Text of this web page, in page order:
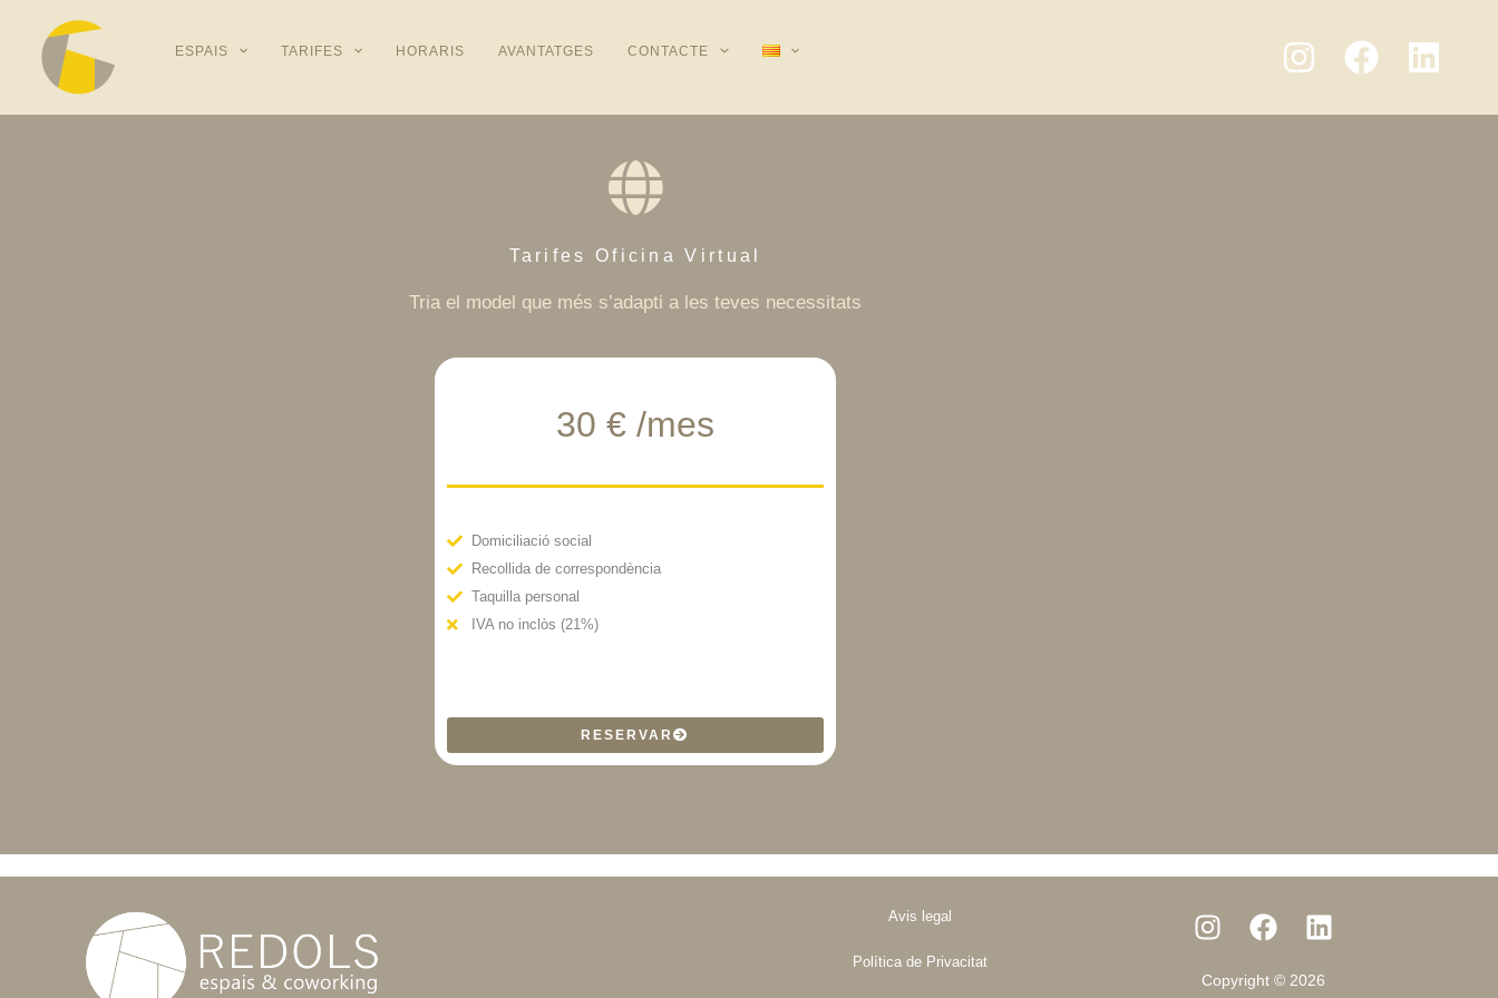
contingut
ESPAIS TARIFES HORARIS AVANTATGES CONTACTE
Tarifes Oficina Virtual
Tria el model que més s’adapti a les teves necessitats
30 € /mes
Domiciliació social
Recollida de correspondència
Taquilla personal
IVA no inclòs (21%)
RESERVAR
Avis legal
Política de Privacitat
Copyright © 2026